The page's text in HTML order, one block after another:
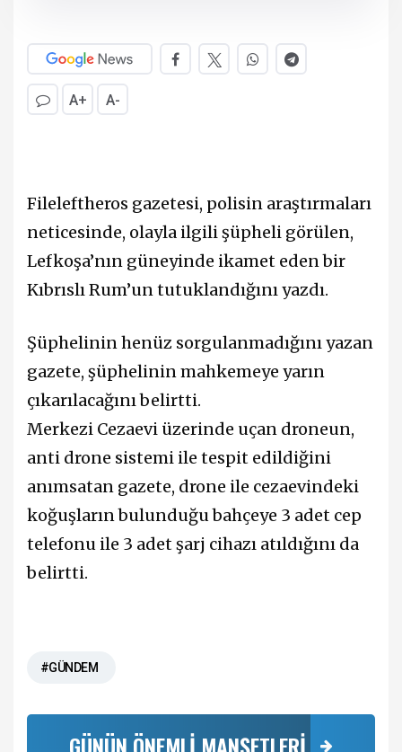
A+ A-
Fileleftheros gazetesi, polisin araştırmaları
neticesinde, olayla ilgili şüpheli görülen,
Lefkoşa’nın güneyinde ikamet eden bir
Kıbrıslı Rum’un tutuklandığını yazdı.
Şüphelinin henüz sorgulanmadığını yazan
gazete, şüphelinin mahkemeye yarın
çıkarılacağını belirtti.
Merkezi Cezaevi üzerinde uçan droneun,
anti drone sistemi ile tespit edildiğini
anımsatan gazete, drone ile cezaevindeki
koğuşların bulunduğu bahçeye 3 adet cep
telefonu ile 3 adet şarj cihazı atıldığını da
belirtti.
#GÜNDEM